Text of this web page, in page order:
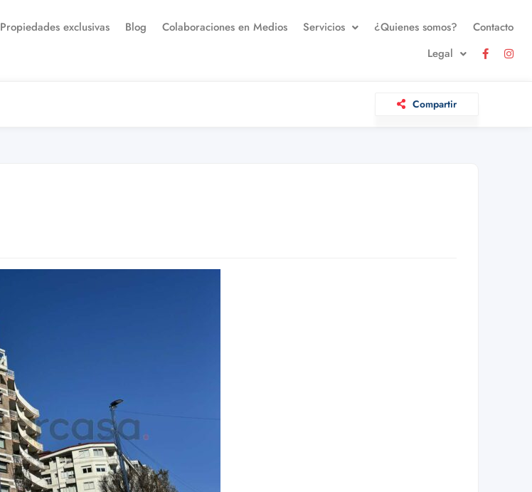
Propiedades exclusivas Blog Colaboraciones en Medios Servicios ¿Quienes somos?
Contacto
Legal
Compartir